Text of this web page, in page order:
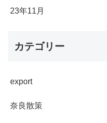
23年11月
カテゴリー
export
奈良散策